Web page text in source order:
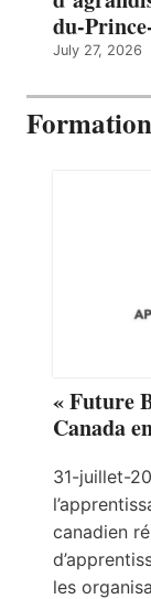
du-
July 27, 2026
« Future
Canada
31-juillet-
canadien
les